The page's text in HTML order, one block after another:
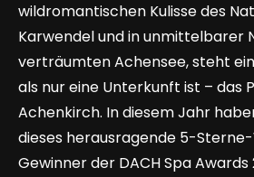
wildromantischen Kulisse des
Karwendel und in unmittelbarer
verträumten Achensee, steht
als nur eine Unterkunft ist – das
Achenkirch. In diesem Jahr
dieses herausragende 5-
Gewinner der DACH Spa Awards